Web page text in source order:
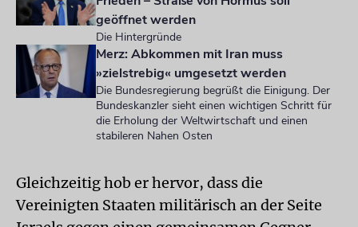
geöffnet werden
Die Hintergründe
Merz: Abkommen mit Iran muss
»zielstrebig« umgesetzt werden
Die Bundesregierung begrüßt die Einigung. Der
Bundeskanzler sieht einen wichtigen Schritt für
die Erholung der Weltwirtschaft und einen
stabileren Nahen Osten
Gleichzeitig hob er hervor, dass die
Vereinigten Staaten militärisch an der Seite